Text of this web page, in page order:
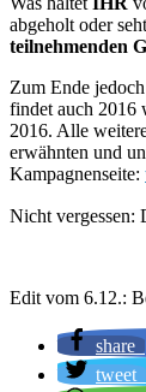
abgeholt oder
teilnehmenden
Zum Ende
findet auch 2016
2016. Alle
erwähnten und
Kampagnenseite:
Nicht vergessen:
Edit vom 6.12.:
share
tweet